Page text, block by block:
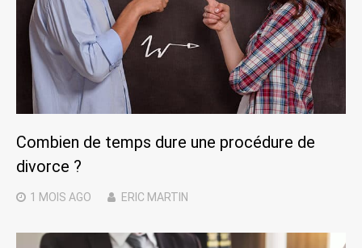
Combien de temps dure une procédure de
divorce ?
1 MOIS AGO ERIC MARTIN